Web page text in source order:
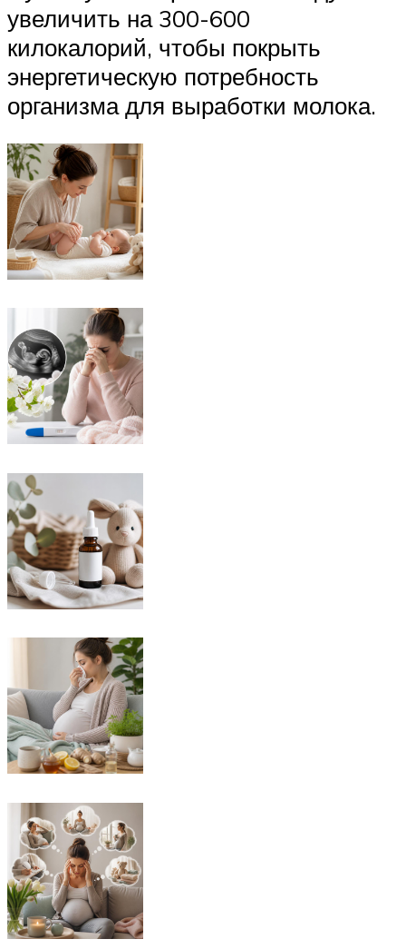
увеличить на 300-600
килокалорий, чтобы покрыть
энергетическую потребность
организма для выработки молока.